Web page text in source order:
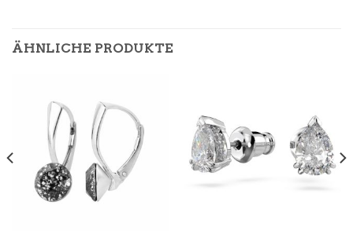
ÄHNLICHE PRODUKTE